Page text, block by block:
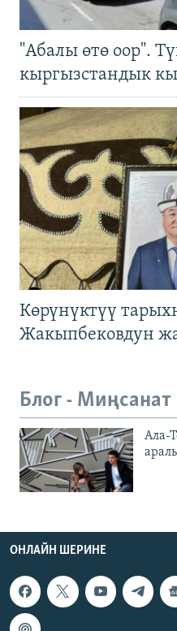
"Абалы өтө оор".
кыргызстандык
Көрүнүктүү
Жакыпбековдун
Блог - Миңсанат
Ала-
ОНЛАЙН ШЕРИНЕ